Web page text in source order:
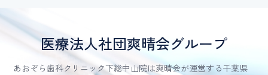
医療法人社団爽晴会グループ
あおぞら歯科クリニック下総中山院は爽晴会が運営する千葉県